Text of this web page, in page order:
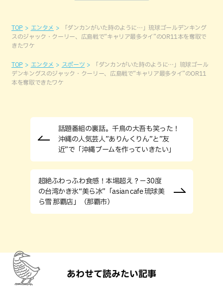
TOP エンタメ
「ダンカンがいた時のように…」琉球ゴールデンキング
スのジャック・クーリー、広島戦で“キャリア最多タイ”のOR11本を奪取で
きたワケ
TOP エンタメ スポーツ
「ダンカンがいた時のように…」琉球ゴール
デンキングスのジャック・クーリー、広島戦で“キャリア最多タイ”のOR11
本を奪取できたワケ
話題番組の裏話。千鳥の大吾も笑った！
沖縄の人気芸人”ありんくりん”と”友
近”で「沖縄ブームを作っていきたい」
超絶ふわっふわ食感！本場超え？−30度
の台湾かき氷“美ら冰”「asian cafe 琉球美
ら雪 那覇店」（那覇市）
あわせて読みたい記事